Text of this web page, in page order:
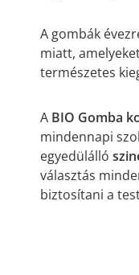
A gombák
miatt,
természetes
A BIO Gomba
mindennapi
egyedülálló
választás
biztosítani a